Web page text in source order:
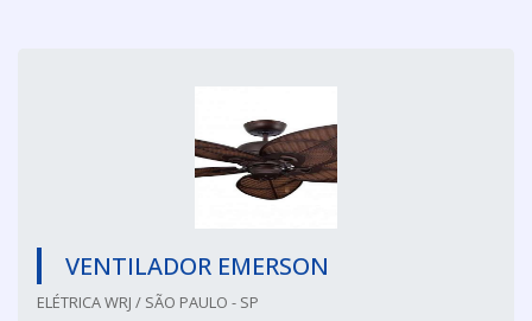
VENTILADOR EMERSON
ELÉTRICA WRJ / SÃO PAULO - SP